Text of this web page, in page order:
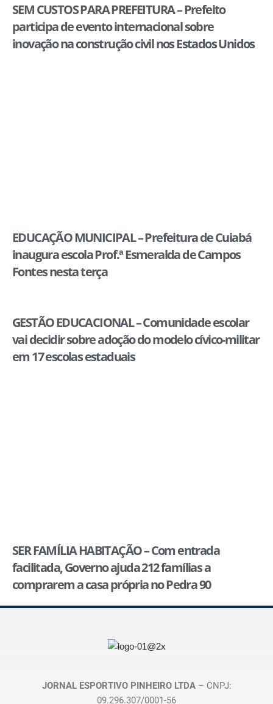
SEM CUSTOS PARA PREFEITURA – Prefeito
participa de evento internacional sobre
inovação na construção civil nos Estados Unidos
EDUCAÇÃO MUNICIPAL – Prefeitura de Cuiabá
inaugura escola Prof.ª Esmeralda de Campos
Fontes nesta terça
GESTÃO EDUCACIONAL – Comunidade escolar
vai decidir sobre adoção do modelo cívico-militar
em 17 escolas estaduais
SER FAMÍLIA HABITAÇÃO – Com entrada
facilitada, Governo ajuda 212 famílias a
comprarem a casa própria no Pedra 90
JORNAL ESPORTIVO PINHEIRO LTDA– CNPJ:
09.296.307/0001-56